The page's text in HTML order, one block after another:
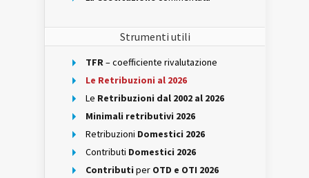
Strumenti utili
TFR– coefficiente rivalutazione
Le Retribuzioni al 2026
Le Retribuzioni dal 2002 al 2026
Minimali retributivi 2026
Retribuzioni Domestici 2026
Contributi Domestici 2026
Contributi per OTD e OTI 2026